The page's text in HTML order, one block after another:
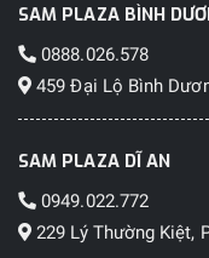
SAM PLAZA BÌNH
0888.026.578
459 Đại Lộ Bình
SAM PLAZA DĨ AN
0949.022.772
229 Lý Thường Kiệt,